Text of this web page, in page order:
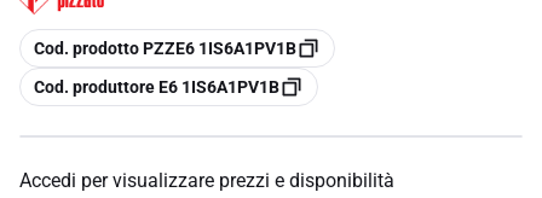
copia
Cod. prodotto PZZE6 1IS6A1PV1B
copia
Cod. produttore E6 1IS6A1PV1B
Accedi per visualizzare prezzi e disponibilità